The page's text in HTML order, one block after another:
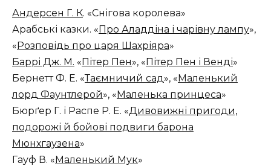
Андерсен Г. К. «Снігова королева»
Арабські казки. «Про Аладдіна і чарівну лампу»,
«Розповідь про царя Шахріяра»
Баррі Дж. М. «Пітер Пен», «Пітер Пен і Венді»
Бернетт Ф. Е. «Таємничий сад», «Маленький
лорд Фаунтлерой», «Маленька принцеса»
Бюрґер Г. і Распе Р. Е. «Дивовижні пригоди,
подорожі й бойові подвиги барона
Мюнхгаузена»
Гауф В. «Маленький Мук»